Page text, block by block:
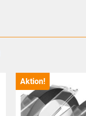
Aktion!